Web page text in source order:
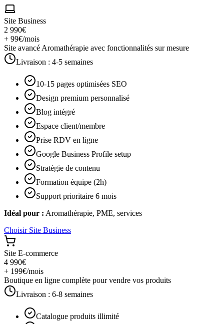
Site Business
2 990€
+ 99€/mois
Site avancé Aromathérapie avec fonctionnalités sur mesure
Livraison : 4-5 semaines
10-15 pages optimisées SEO
Design premium personnalisé
Blog intégré
Espace client/membre
Prise RDV en ligne
Google Business Profile setup
Stratégie de contenu
Formation équipe (2h)
Support prioritaire 6 mois
Idéal pour : Aromathérapie, PME, services
Choisir Site Business
Site E-commerce
4 990€
+ 199€/mois
Boutique en ligne complète pour vendre vos produits
Livraison : 6-8 semaines
Catalogue produits illimité